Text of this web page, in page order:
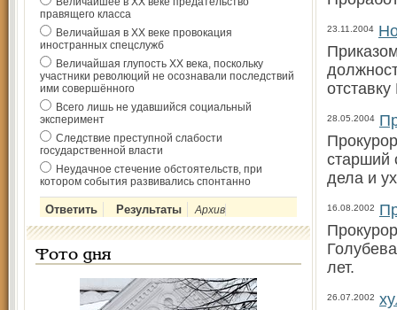
правящего класса
Величайшая в ХХ веке провокация
иностранных спецслужб
Величайшая глупость ХХ века, поскольку
участники революций не осознавали последствий
ими совершённого
Всего лишь не удавшийся социальный
эксперимент
Следствие преступной слабости
государственной власти
Неудачное стечение обстоятельств, при
котором события развивались спонтанно
Архив
Фото дня
23.11.2004
28.05.2004
старший
дела и
16.08.2002
лет.
26.07.2002